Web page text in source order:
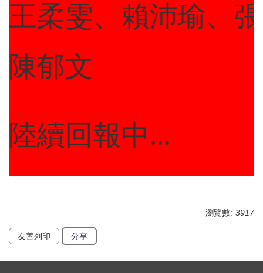
王柔雯、賴沛瑜、
陳郁文
陸續回報中...
瀏覽數: 3917
友善列印 分享